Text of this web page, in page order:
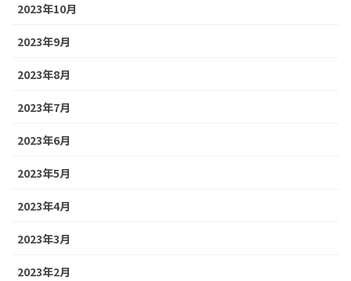
2023年10月
2023年9月
2023年8月
2023年7月
2023年6月
2023年5月
2023年4月
2023年3月
2023年2月